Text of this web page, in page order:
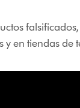
y en tiendas de